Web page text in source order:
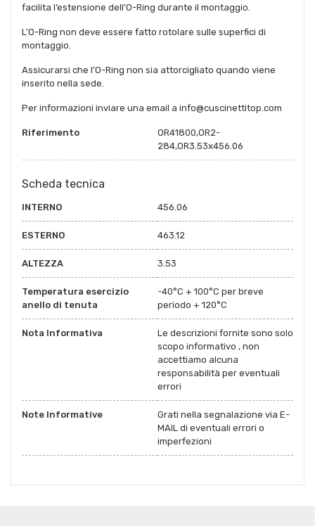
facilita l’estensione dell’O-Ring durante il montaggio.
L’O-Ring non deve essere fatto rotolare sulle superfici di
montaggio.
Assicurarsi che l’O-Ring non sia attorcigliato quando viene
inserito nella sede.
Per informazioni inviare una email a info@cuscinettitop.com
Riferimento
OR41800,OR2-
284,OR3.53x456.06
Scheda tecnica
INTERNO 456.06
ESTERNO 463.12
ALTEZZA 3.53
Temperatura esercizio
anello di tenuta
-40°C + 100°C per breve
periodo + 120°C
Nota Informativa
Le descrizioni fornite sono solo
scopo informativo , non
accettiamo alcuna
responsabilità per eventuali
errori
Note Informative
Grati nella segnalazione via E-
MAIL di eventuali errori o
imperfezioni